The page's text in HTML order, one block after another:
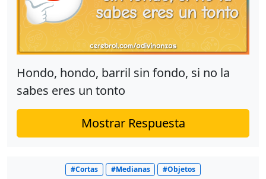
Hondo, hondo, barril sin fondo, si no la
sabes eres un tonto
Mostrar Respuesta
#Cortas #Medianas #Objetos